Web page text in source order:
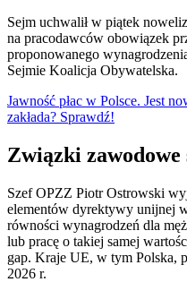
Sejm uchwalił w piątek
na pracodawców obowiązek
proponowanego
Sejmie Koalicja Obywatelska.
Jawność płac w Polsce. Jest
zakłada? Sprawdź!
Związki zawodowe
Szef OPZZ Piotr Ostrowski
elementów dyrektywy unijnej
równości wynagrodzeń dla
lub pracę o takiej samej
gap. Kraje UE, w tym Polska,
2026 r.